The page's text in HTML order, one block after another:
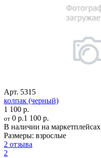
Арт. 5315
колпак (черный)
1 100 р.
от 0 р.1 100 р.
В наличии на маркетплейсах
Размеры: взрослые
2 отзыва
2